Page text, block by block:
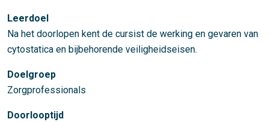
Leerdoel
Na het doorlopen kent de cursist de werking en gevaren van
cytostatica en bijbehorende veiligheidseisen.
Doelgroep
Zorgprofessionals
Doorlooptijd